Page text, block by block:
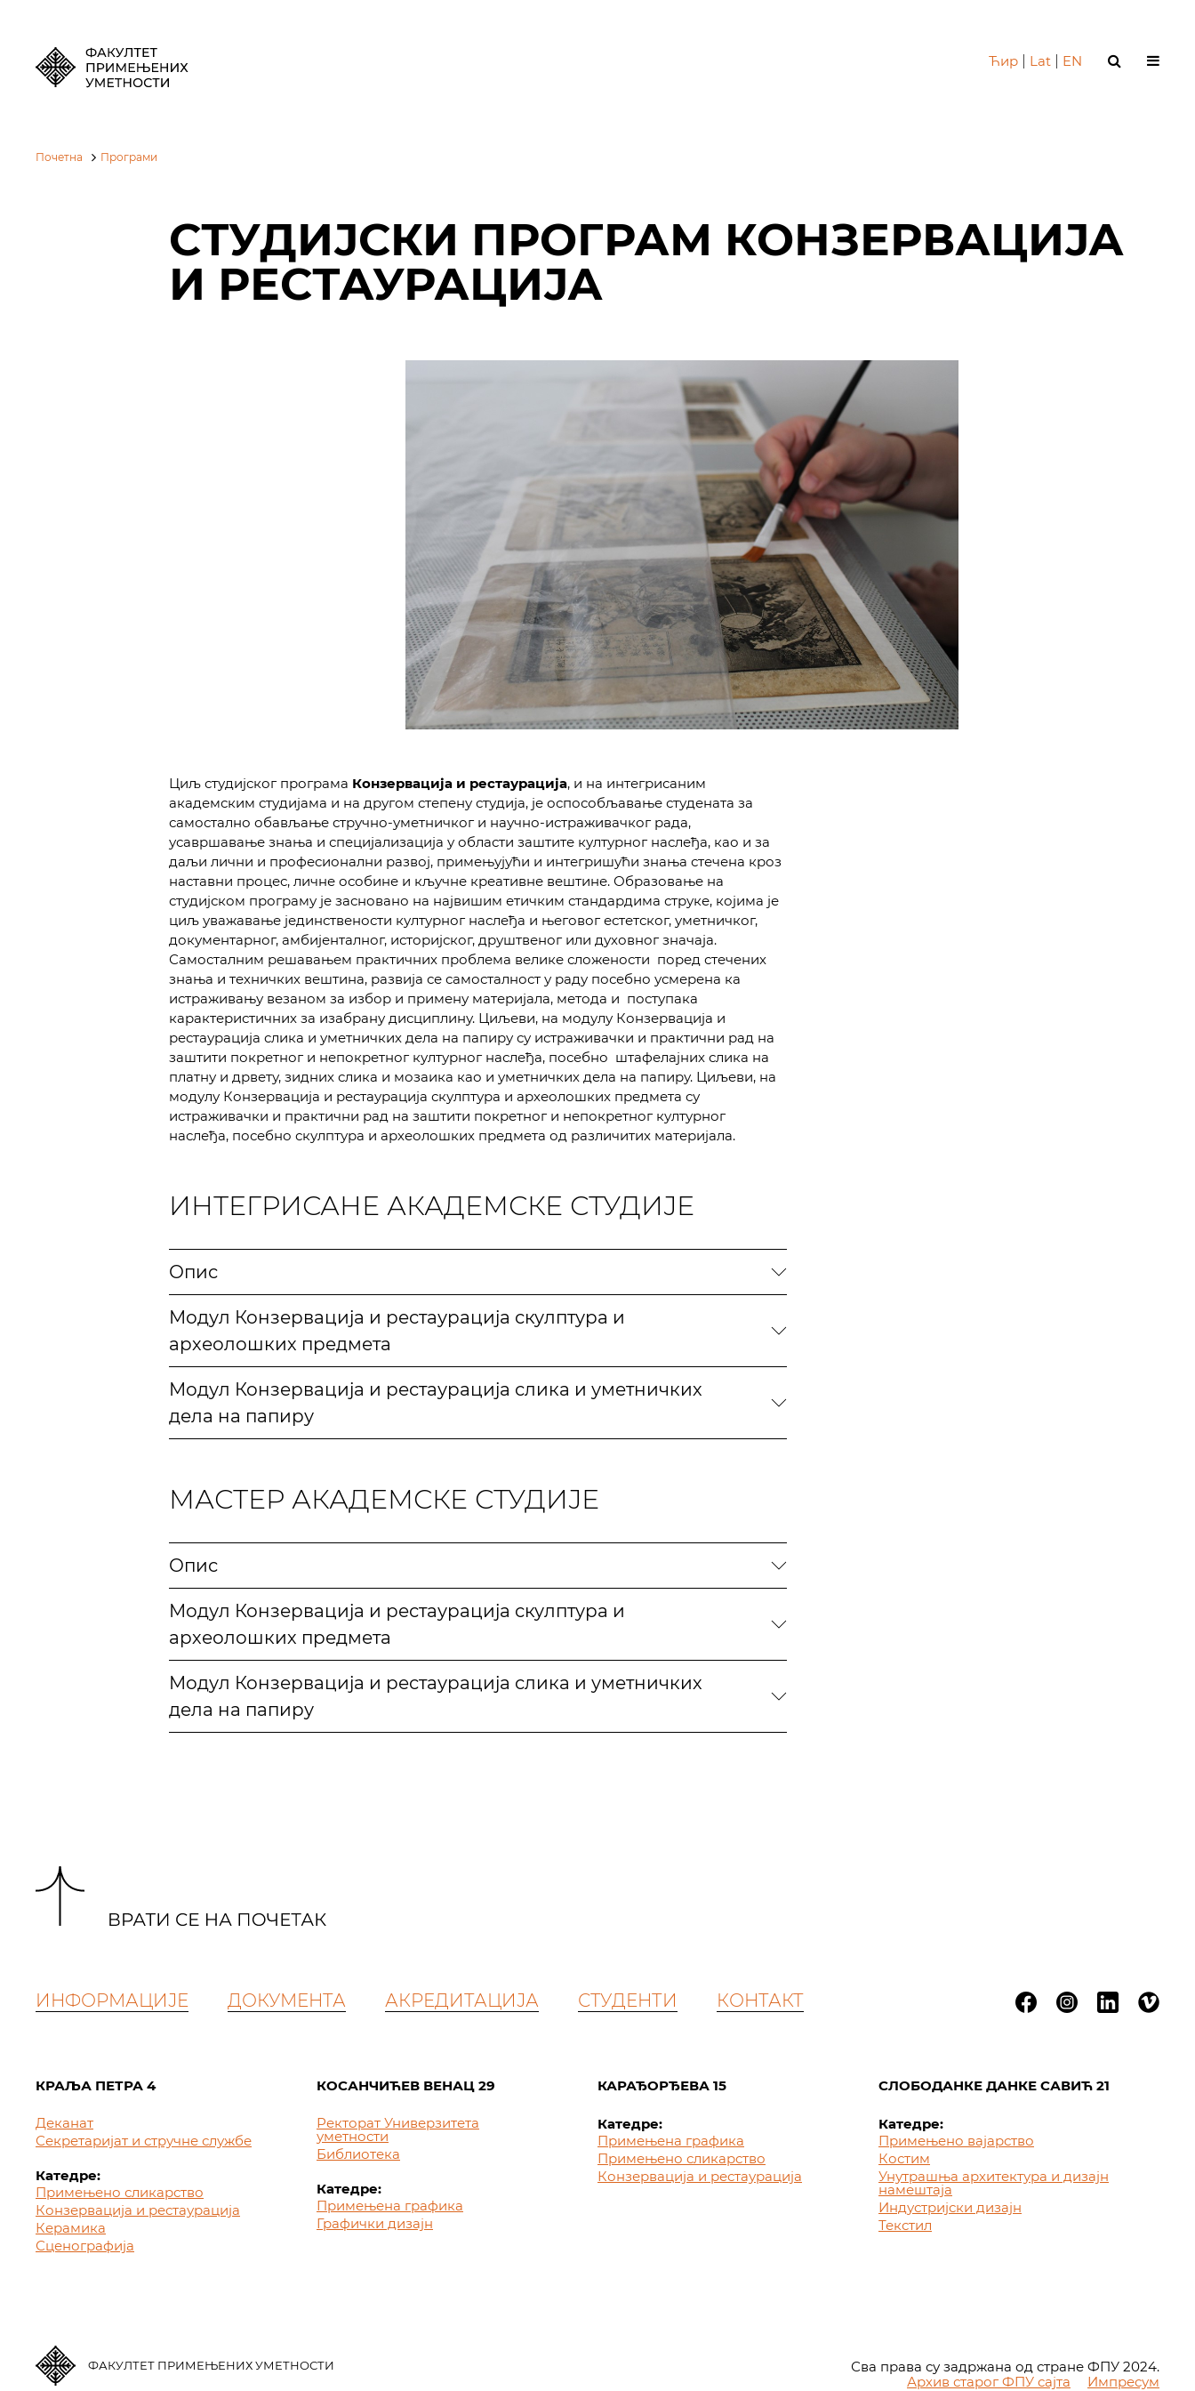
Ћир Lat EN
Почетна Програми
СТУДИЈСКИ ПРОГРАМ КОНЗЕРВАЦИЈА
И РЕСТАУРАЦИЈА
Циљ студијског програма Конзервација и рестаурација, и на интегрисаним
академским студијама и на другом степену студија, је оспособљавање студената за
самостално обављање стручно-уметничког и научно-истраживачког рада,
усавршавање знања и специјализација у области заштите културног наслеђа, као и за
даљи лични и професионални развој, примењујући и интегришући знања стечена кроз
наставни процес, личне особине и кључне креативне вештине. Образовање на
студијском програму је засновано на највишим етичким стандардима струке, којима је
циљ уважавање јединствености културног наслеђа и његовог естетског, уметничког,
документарног, амбијенталног, историјског, друштвеног или духовног значаја.
Самосталним решавањем практичних проблема велике сложености поред стечених
знања и техничких вештина, развија се самосталност у раду посебно усмерена ка
истраживању везаном за избор и примену материјала, метода и поступака
карактеристичних за изабрану дисциплину. Циљеви, на модулу Конзервација и
рестаурација слика и уметничких дела на папиру су истраживачки и практични рад на
заштити покретног и непокретног културног наслеђа, посебно штафелајних слика на
платну и дрвету, зидних слика и мозаика као и уметничких дела на папиру. Циљеви, на
модулу Конзервација и рестаурација скулптура и археолошких предмета су
истраживачки и практични рад на заштити покретног и непокретног културног
наслеђа, посебно скулптура и археолошких предмета од различитих материјала.
ИНТЕГРИСАНЕ АКАДЕМСКЕ СТУДИЈЕ
Опис
Модул Конзервација и рестаурација скулптура и
археолошких предмета
Модул Конзервација и рестаурација слика и уметничких
дела на папиру
МАСТЕР АКАДЕМСКЕ СТУДИЈЕ
Опис
Модул Конзервација и рестаурација скулптура и
археолошких предмета
Модул Конзервација и рестаурација слика и уметничких
дела на папиру
ИНФОРМАЦИЈЕ ДОКУМЕНТА АКРЕДИТАЦИЈА СТУДЕНТИ КОНТАКТ
КРАЉА ПЕТРА 4
Деканат
Секретаријат и стручне службе
Катедре:
Примењено сликарство
Конзервација и рестаурација
Керамика
Сценографија
КОСАНЧИЋЕВ ВЕНАЦ 29
Ректорат Универзитета
уметности
Библиотека
Катедре:
Примењена графика
Графички дизајн
КАРАЂОРЂЕВА 15
Катедре:
Примењена графика
Примењено сликарство
Конзервација и рестаурација
СЛОБОДАНКЕ ДАНКЕ САВИЋ 21
Катедре:
Примењено вајарство
Костим
Унутрашња архитектура и дизајн
намештаја
Индустријски дизајн
Текстил
ФАКУЛТЕТ ПРИМЕЊЕНИХ УМЕТНОСТИ
Сва права су задржана од стране ФПУ 2024.
Архив старог ФПУ сајта
Импресум